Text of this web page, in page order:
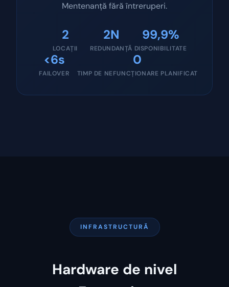
Mentenanță fără întreruperi.
2
LOCAȚII
2N
REDUNDANȚĂ
99,9%
DISPONIBILITATE
<6s
FAILOVER
0
TIMP DE NEFUNCȚIONARE PLANIFICAT
INFRASTRUCTURĂ
Hardware de nivel